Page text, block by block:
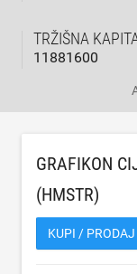
TRŽIŠNA
11881600
GRAFIKON
(HMSTR)
KUPI / PRODAJ